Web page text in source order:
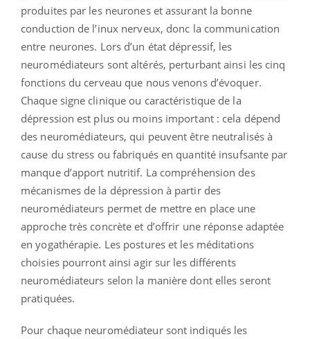
produites par les neurones et assurant la bonne
conduction de l’inux nerveux, donc la communication
entre neurones. Lors d’un état dépressif, les
neuromédiateurs sont altérés, perturbant ainsi les cinq
fonctions du cerveau que nous venons d’évoquer.
Chaque signe clinique ou caractéristique de la
dépression est plus ou moins important : cela dépend
des neuromédiateurs, qui peuvent être neutralisés à
cause du stress ou fabriqués en quantité insufsante par
manque d’apport nutritif. La compréhension des
mécanismes de la dépression à partir des
neuromédiateurs permet de mettre en place une
approche très concrète et d’offrir une réponse adaptée
en yogathérapie. Les postures et les méditations
choisies pourront ainsi agir sur les différents
neuromédiateurs selon la manière dont elles seront
pratiquées.
Pour chaque neuromédiateur sont indiqués les